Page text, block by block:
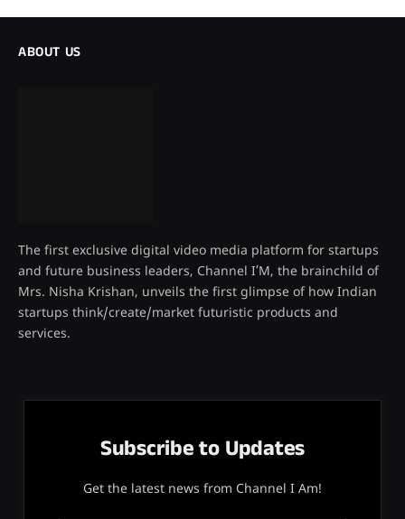
ABOUT US
The first exclusive digital video media platform for startups
and future business leaders, Channel I’M, the brainchild of
Mrs. Nisha Krishan, unveils the first glimpse of how Indian
startups think/create/market futuristic products and
services.
Subscribe to Updates
Get the latest news from Channel I Am!